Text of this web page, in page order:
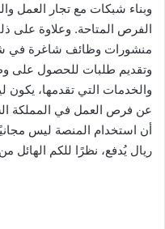
وبناء شبكات مع تجار العمل
الفرص المتاحة. وعلاوة على
منشورات وظائف شاغرة في
وتقديم طلبات للحصول على
والخدمات التي تقدمها، يكون
عن فرص العمل في المملكة
أن استخدام المنصة ليس
ريال يُدفع، نظرًا للكم الهائل